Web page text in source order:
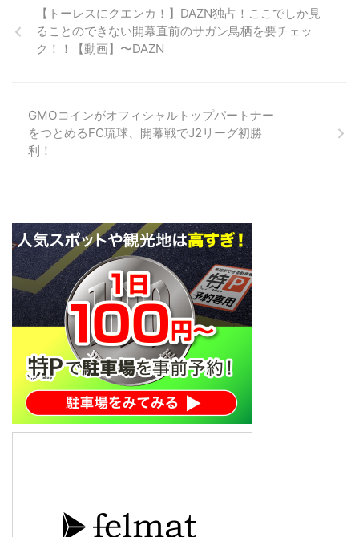
...前任の方とは違って...。 京須 崇
夫(きょうす たかお) 生年月日
1984年7月4日(34歳) 出身地 大阪
府 京須崇夫氏コメント チーム、
で、これから宜しくお願い致しま
す。 吉﨑 健(よしざき けん) 生年
月日 19 ...
利はいいですね！ （中の人が勝
利の美酒に酔いすぎて、次の日ま
るでやる気が出なかったのは秘密
浅野、遠藤、大島、室屋などの
錚々たるメンバーの中でスタメン
【トーレスにクエンカ！】DAZN独占！ここでしか見
ることのできない開幕直前のサガン鳥栖を要チェッ
ク！！【動画】〜DAZN
GMOコインがオフィシャルトップパートナー
をつとめるFC琉球、開幕戦でJ2リーグ初勝
利！